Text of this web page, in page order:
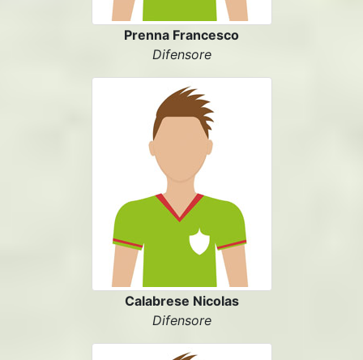
Prenna Francesco
Difensore
Calabrese Nicolas
Difensore